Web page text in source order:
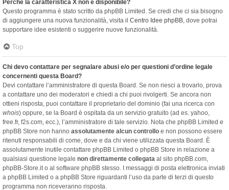
Perché la caratteristica X non è disponibile?
Questo programma è stato scritto da phpBB Limited. Se credi che ci sia bisogno
di aggiungere una nuova funzionalità, visita il Centro Idee phpBB, dove potrai
supportare idee esistenti o suggerire nuove funzionalità.
Top
Chi devo contattare per segnalare abusi e/o per questioni d’ordine legale
concernenti questa Board?
Devi contattare l’amministratore di questa Board. Se non riesci a trovarlo, prova
a contattare uno dei moderatori e chiedi a chi puoi rivolgerti. Se ancora non
ottieni risposta, puoi contattare il proprietario del dominio (fai una ricerca con
whois) oppure, se la Board è ospitata da un servizio gratuito (ad es. yahoo,
free.fr, f2s.com, ecc.), l’amministratore di tale servizio. Nota che phpBB Limited e
phpBB Store non hanno assolutamente alcun controllo e non possono essere
ritenuti responsabili di come, dove e da chi viene utilizzata questa Board. È
assolutamente inutile contattare phpBB Limited o phpBB Store in relazione a
qualsiasi questione legale non direttamente collegata al sito phpBB.com,
phpBB-Store.it o al software phpBB stesso. I messaggi di posta elettronica inviati
a phpBB Limited o a phpBB Store riguardanti l’uso da parte di terzi di questo
programma non riceveranno risposta.